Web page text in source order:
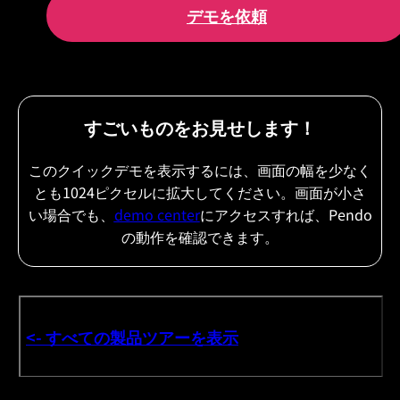
デモを依頼
すごいものをお見せします！
このクイックデモを表示するには、画面の幅を少なく
とも1024ピクセルに拡大してください。画面が小さ
い場合でも、 demo centerにアクセスすれば、Pendo
の動作を確認できます。
<- すべての製品ツアーを表示